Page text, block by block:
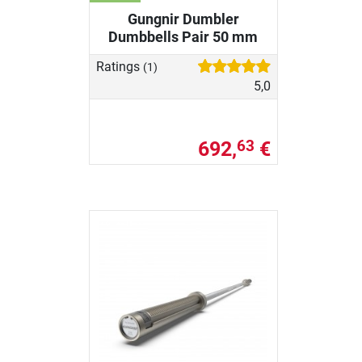
Gungnir Dumbler
Dumbbells Pair 50 mm
Ratings (1)
5,0
692,63 €